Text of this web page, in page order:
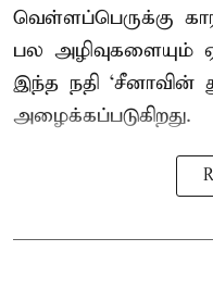
வெள்ளப்பெருக்கு
பல அழிவுகளையும்
இந்த நதி ‘சீனாவின்
அழைக்கப்படுகிறது.